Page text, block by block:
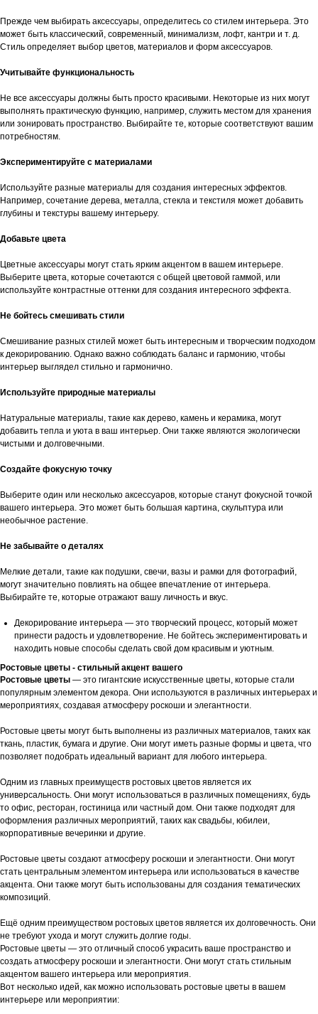
Прежде чем выбирать аксессуары, определитесь со стилем интерьера. Это
может быть классический, современный, минимализм, лофт, кантри и т. д.
Стиль определяет выбор цветов, материалов и форм аксессуаров.
Учитывайте функциональность
Не все аксессуары должны быть просто красивыми. Некоторые из них могут
выполнять практическую функцию, например, служить местом для хранения
или зонировать пространство. Выбирайте те, которые соответствуют вашим
потребностям.
Экспериментируйте с материалами
Используйте разные материалы для создания интересных эффектов.
Например, сочетание дерева, металла, стекла и текстиля может добавить
глубины и текстуры вашему интерьеру.
Добавьте цвета
Цветные аксессуары могут стать ярким акцентом в вашем интерьере.
Выберите цвета, которые сочетаются с общей цветовой гаммой, или
используйте контрастные оттенки для создания интересного эффекта.
Не бойтесь смешивать стили
Смешивание разных стилей может быть интересным и творческим подходом
к декорированию. Однако важно соблюдать баланс и гармонию, чтобы
интерьер выглядел стильно и гармонично.
Используйте природные материалы
Натуральные материалы, такие как дерево, камень и керамика, могут
добавить тепла и уюта в ваш интерьер. Они также являются экологически
чистыми и долговечными.
Создайте фокусную точку
Выберите один или несколько аксессуаров, которые станут фокусной точкой
вашего интерьера. Это может быть большая картина, скульптура или
необычное растение.
Не забывайте о деталях
Мелкие детали, такие как подушки, свечи, вазы и рамки для фотографий,
могут значительно повлиять на общее впечатление от интерьера.
Выбирайте те, которые отражают вашу личность и вкус.
Декорирование интерьера — это творческий процесс, который может
принести радость и удовлетворение. Не бойтесь экспериментировать и
находить новые способы сделать свой дом красивым и уютным.
Ростовые цветы - стильный акцент вашего
Ростовые цветы — это гигантские искусственные цветы, которые стали
популярным элементом декора. Они используются в различных интерьерах и
мероприятиях, создавая атмосферу роскоши и элегантности.
Ростовые цветы могут быть выполнены из различных материалов, таких как
ткань, пластик, бумага и другие. Они могут иметь разные формы и цвета, что
позволяет подобрать идеальный вариант для любого интерьера.
Одним из главных преимуществ ростовых цветов является их
универсальность. Они могут использоваться в различных помещениях, будь
то офис, ресторан, гостиница или частный дом. Они также подходят для
оформления различных мероприятий, таких как свадьбы, юбилеи,
корпоративные вечеринки и другие.
Ростовые цветы создают атмосферу роскоши и элегантности. Они могут
стать центральным элементом интерьера или использоваться в качестве
акцента. Они также могут быть использованы для создания тематических
композиций.
Ещё одним преимуществом ростовых цветов является их долговечность. Они
не требуют ухода и могут служить долгие годы.
Ростовые цветы — это отличный способ украсить ваше пространство и
создать атмосферу роскоши и элегантности. Они могут стать стильным
акцентом вашего интерьера или мероприятия.
Вот несколько идей, как можно использовать ростовые цветы в вашем
интерьере или мероприятии: